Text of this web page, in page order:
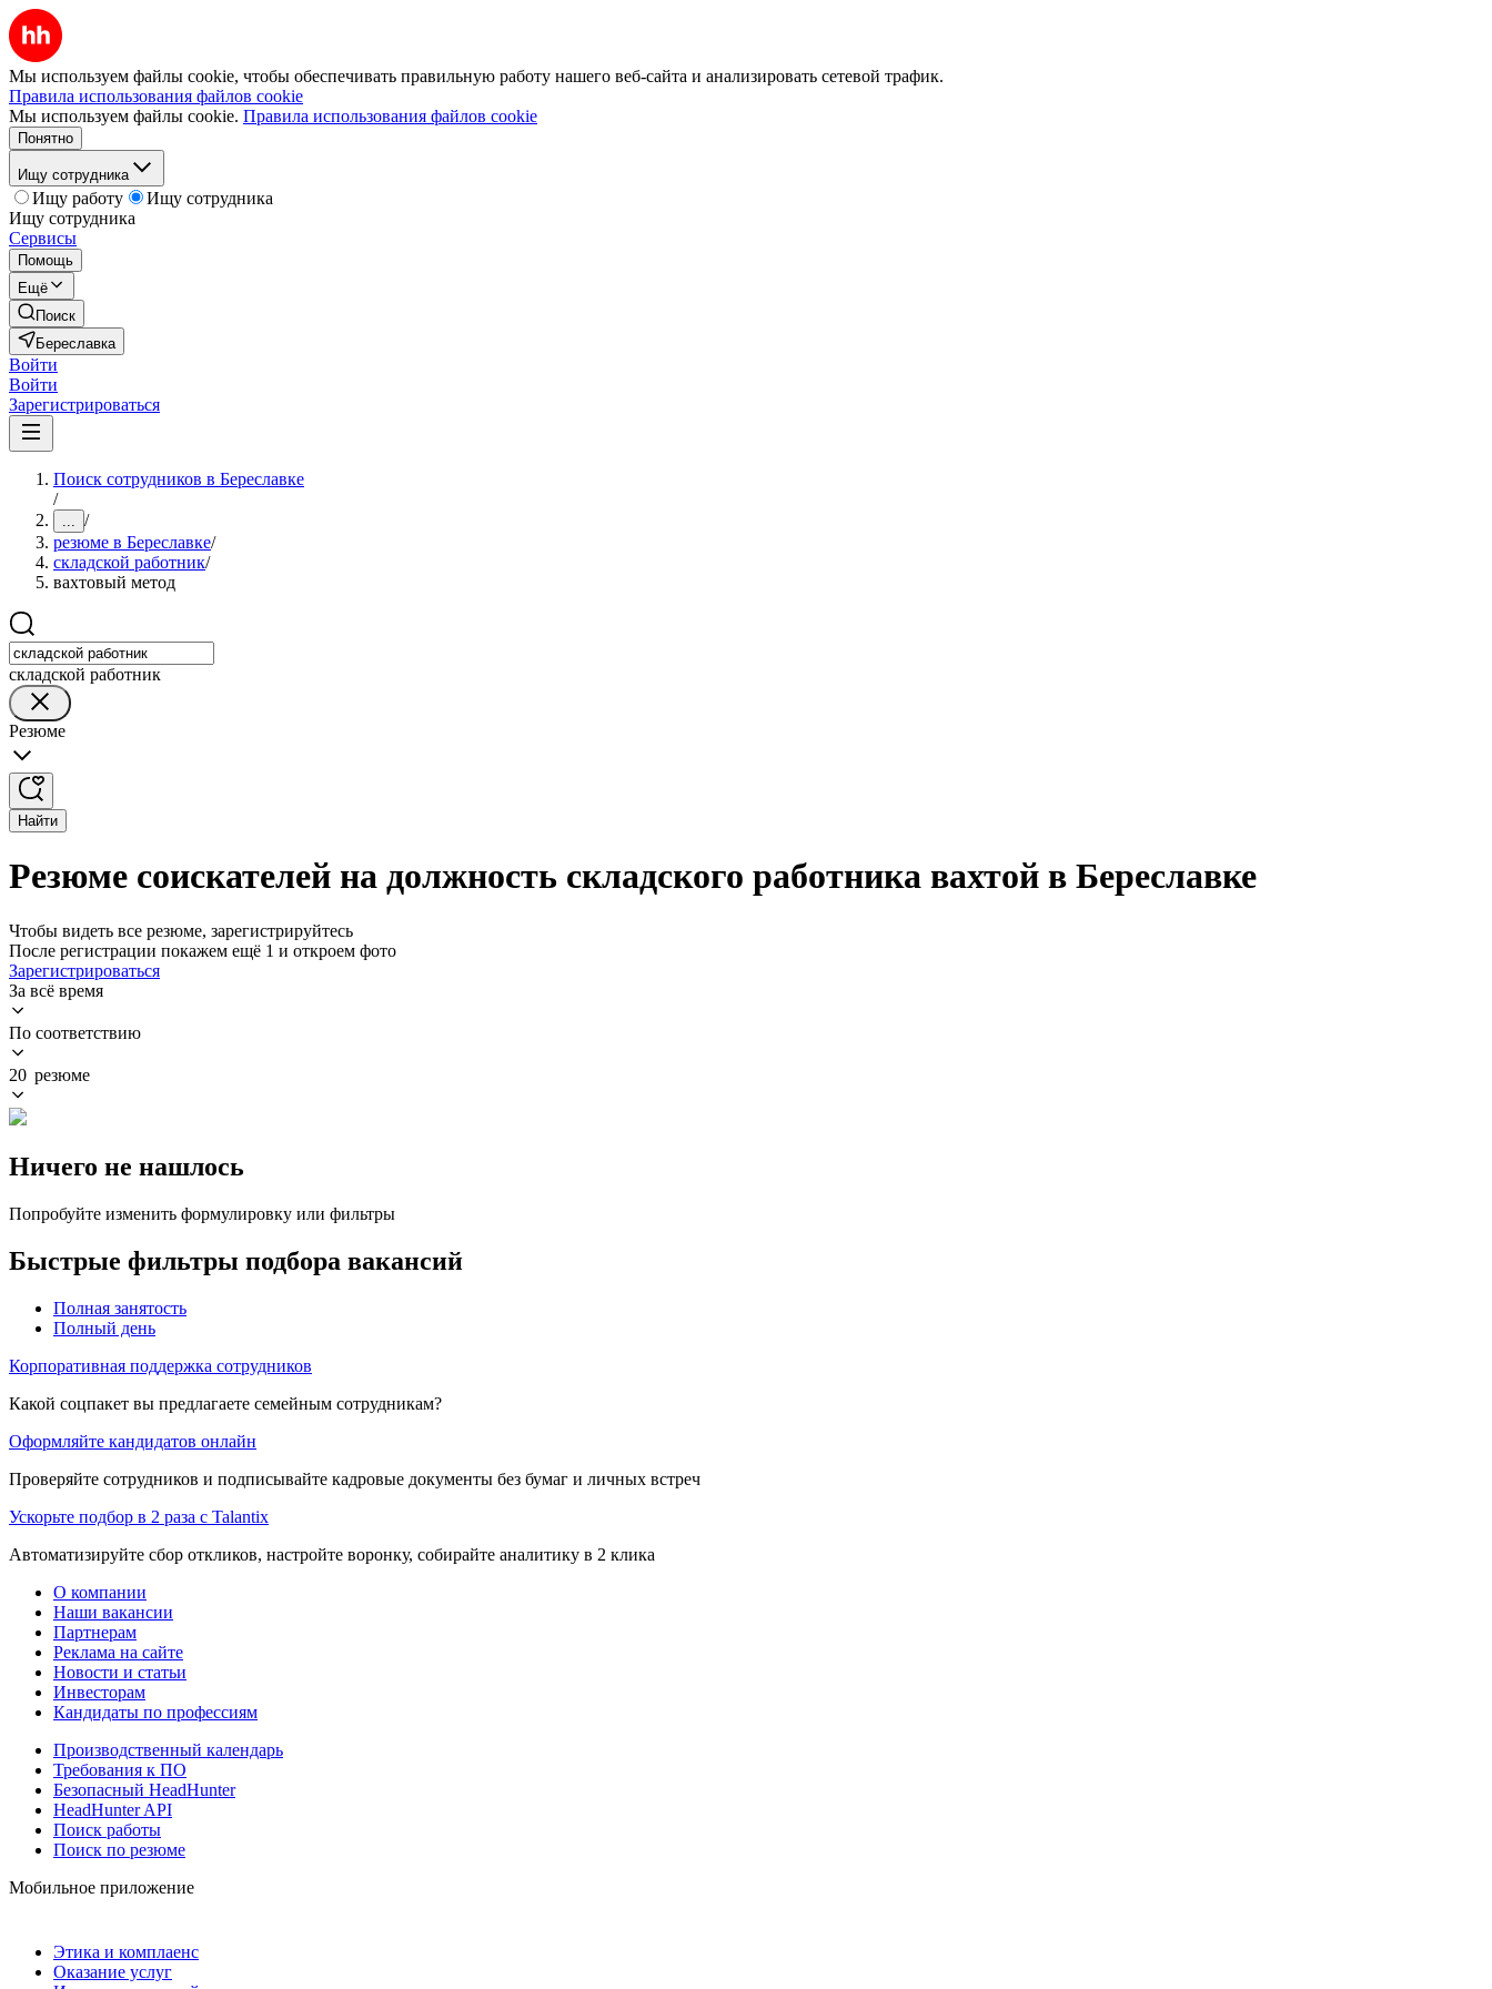
Мы используем файлы cookie, чтобы обеспечивать правильную работу нашего веб-сайта и анализировать сетевой трафик.
Правила использования файлов cookie
Мы используем файлы cookie. Правила использования файлов cookie
Понятно
Ищу сотрудника
Ищу работу
Ищу сотрудника
Ищу сотрудника
Сервисы
Помощь
Ещё
Поиск
Береславка
Войти
Войти
Зарегистрироваться
Поиск сотрудников в Береславке
/
... /
резюме в Береславке/
складской работник/
вахтовый метод
складской работник
Резюме
Найти
Резюме соискателей на должность складского работника вахтой в Береславке
Чтобы видеть все резюме, зарегистрируйтесь
После регистрации покажем ещё 1 и откроем фото
Зарегистрироваться
За всё время
По соответствию
20 резюме
Ничего не нашлось
Попробуйте изменить формулировку или фильтры
Быстрые фильтры подбора вакансий
Полная занятость
Полный день
Корпоративная поддержка сотрудников
Какой соцпакет вы предлагаете семейным сотрудникам?
Оформляйте кандидатов онлайн
Проверяйте сотрудников и подписывайте кадровые документы без бумаг и личных встреч
Ускорьте подбор в 2 раза с Talantix
Автоматизируйте сбор откликов, настройте воронку, собирайте аналитику в 2 клика
О компании
Наши вакансии
Партнерам
Реклама на сайте
Новости и статьи
Инвесторам
Кандидаты по профессиям
Производственный календарь
Требования к ПО
Безопасный HeadHunter
HeadHunter API
Поиск работы
Поиск по резюме
Мобильное приложение
Этика и комплаенс
Оказание услуг